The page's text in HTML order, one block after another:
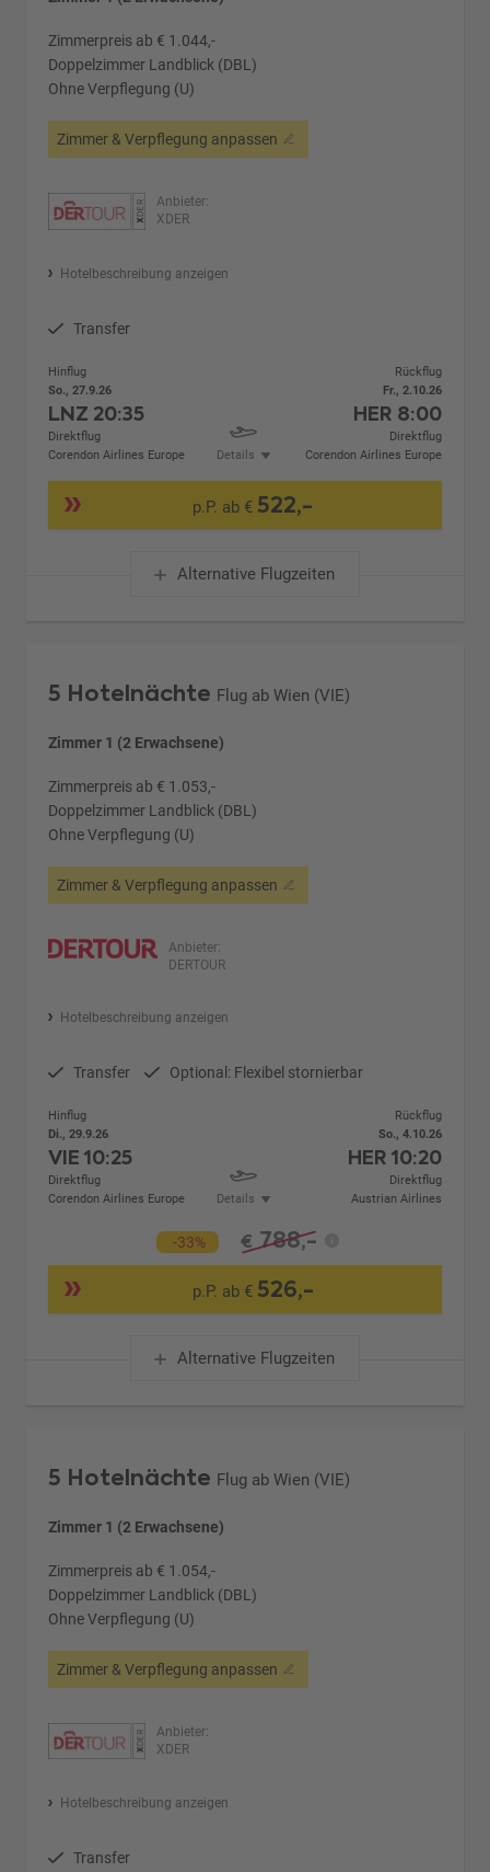
Zimmerpreis ab € 1.044,-
Doppelzimmer Landblick (DBL)
Ohne Verpflegung (U)
Zimmer & Verpflegung anpassen
Anbieter:
XDER
Hotelbeschreibung anzeigen
Transfer
Hinflug
So., 27.9.26
LNZ 20:35
Direktflug
Corendon Airlines Europe
Details
Rückflug
Fr., 2.10.26
HER 8:00
Direktflug
Corendon Airlines Europe
p.P. ab € 522,-
Alternative Flugzeiten
5 Hotelnächte Flug ab Wien (VIE)
Zimmer 1 (2 Erwachsene)
Zimmerpreis ab € 1.053,-
Doppelzimmer Landblick (DBL)
Ohne Verpflegung (U)
Zimmer & Verpflegung anpassen
Anbieter:
DERTOUR
Hotelbeschreibung anzeigen
Transfer Optional: Flexibel stornierbar
Hinflug
Di., 29.9.26
VIE10:25
Direktflug
Corendon Airlines Europe
Details
Rückflug
So., 4.10.26
HER 10:20
Direktflug
Austrian Airlines
-33% € 788,-
p.P. ab € 526,-
Alternative Flugzeiten
5 Hotelnächte Flug ab Wien (VIE)
Zimmer 1 (2 Erwachsene)
Zimmerpreis ab € 1.054,-
Doppelzimmer Landblick (DBL)
Ohne Verpflegung (U)
Zimmer & Verpflegung anpassen
Anbieter:
XDER
Hotelbeschreibung anzeigen
Transfer